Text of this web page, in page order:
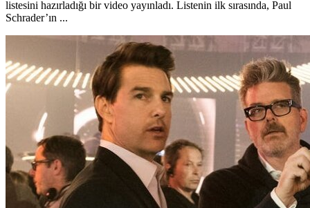
listesini hazırladığı bir video yayınladı. Listenin ilk sırasında, Paul
Schrader’ın ...